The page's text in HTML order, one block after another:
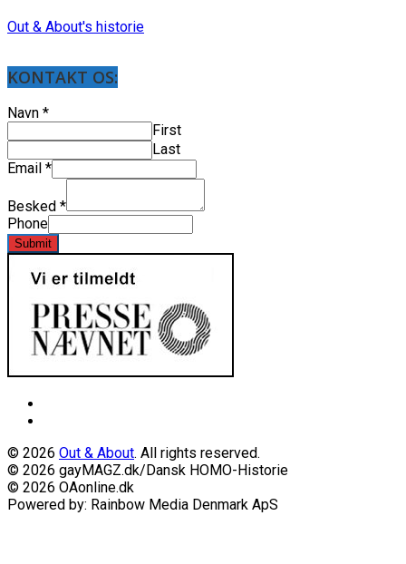
Out & About's historie
KONTAKT OS:
Navn *
First
Last
Email *
Besked *
Phone
Submit
© 2026 Out & About. All rights reserved.
© 2026 gayMAGZ.dk/Dansk HOMO-Historie
© 2026 OAonline.dk
Powered by: Rainbow Media Denmark ApS